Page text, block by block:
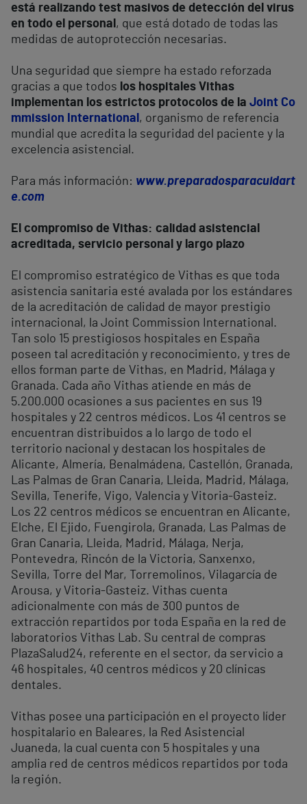
está realizando test masivos de detección del virus
en todo el personal , que está dotado de todas las
medidas de autoprotección necesarias.
Una seguridad que siempre ha estado reforzada
gracias a que todos los hospitales Vithas
implementan los estrictos protocolos de la Joint Co
mmission International , organismo de referencia
mundial que acredita la seguridad del paciente y la
excelencia asistencial.
Para más información: www.preparadosparacuidart
e.com
El compromiso de Vithas: calidad asistencial
acreditada, servicio personal y largo plazo
El compromiso estratégico de Vithas es que toda
asistencia sanitaria esté avalada por los estándares
de la acreditación de calidad de mayor prestigio
internacional, la Joint Commission International.
Tan solo 15 prestigiosos hospitales en España
poseen tal acreditación y reconocimiento, y tres de
ellos forman parte de Vithas, en Madrid, Málaga y
Granada. Cada año Vithas atiende en más de
5.200.000 ocasiones a sus pacientes en sus 19
hospitales y 22 centros médicos. Los 41 centros se
encuentran distribuidos a lo largo de todo el
territorio nacional y destacan los hospitales de
Alicante, Almería, Benalmádena, Castellón, Granada,
Las Palmas de Gran Canaria, Lleida, Madrid, Málaga,
Sevilla, Tenerife, Vigo, Valencia y Vitoria-Gasteiz.
Los 22 centros médicos se encuentran en Alicante,
Elche, El Ejido, Fuengirola, Granada, Las Palmas de
Gran Canaria, Lleida, Madrid, Málaga, Nerja,
Pontevedra, Rincón de la Victoria, Sanxenxo,
Sevilla, Torre del Mar, Torremolinos, Vilagarcía de
Arousa, y Vitoria-Gasteiz. Vithas cuenta
adicionalmente con más de 300 puntos de
extracción repartidos por toda España en la red de
laboratorios Vithas Lab. Su central de compras
PlazaSalud24, referente en el sector, da servicio a
46 hospitales, 40 centros médicos y 20 clínicas
dentales.
Vithas posee una participación en el proyecto líder
hospitalario en Baleares, la Red Asistencial
Juaneda, la cual cuenta con 5 hospitales y una
amplia red de centros médicos repartidos por toda
la región.